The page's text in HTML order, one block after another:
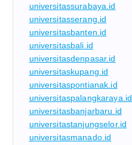
universitassurabaya.id
universitasserang.id
universitasbanten.id
universitasbali.id
universitasdenpasar.id
universitaskupang.id
universitaspontianak.id
universitaspalangkaraya.id
universitasbanjarbaru.id
universitastanjungselor.id
universitasmanado.id